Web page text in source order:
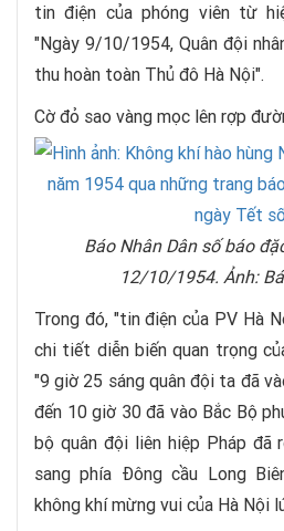
tin điện của phóng viên từ
"Ngày 9/10/1954, Quân đội
thu hoàn toàn Thủ đô Hà Nội".
Cờ đỏ sao vàng mọc lên rợp
Báo Nhân Dân số báo
12/10/1954. Ảnh:
Trong đó, "tin điện của PV Hà
chi tiết diễn biến quan trọng
"9 giờ 25 sáng quân đội ta đã
đến 10 giờ 30 đã vào Bắc Bộ
bộ quân đội liên hiệp Pháp đã
sang phía Đông cầu Long
không khí mừng vui của Hà Nội